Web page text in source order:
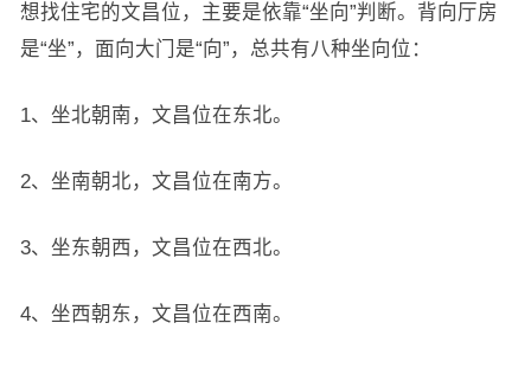
想找住宅的文昌位，主要是依靠“坐向”判断。背向厅房
是“坐”，面向大门是“向”，总共有八种坐向位：
1、坐北朝南，文昌位在东北。
2、坐南朝北，文昌位在南方。
3、坐东朝西，文昌位在西北。
4、坐西朝东，文昌位在西南。